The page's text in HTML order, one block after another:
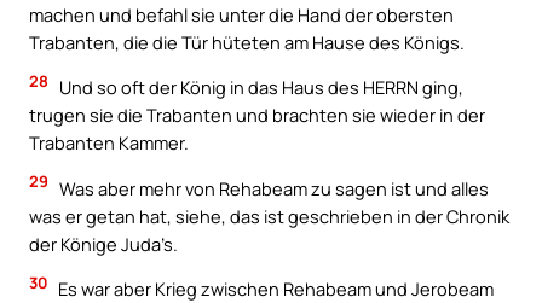
machen und befahl sie unter die Hand der obersten
Trabanten, die die Tür hüteten am Hause des Königs.
28
Und so oft der König in das Haus des HERRN ging,
trugen sie die Trabanten und brachten sie wieder in der
Trabanten Kammer.
29 Was aber mehr von Rehabeam zu sagen ist und alles
was er getan hat, siehe, das ist geschrieben in der Chronik
der Könige Juda’s.
30 Es war aber Krieg zwischen Rehabeam und Jerobeam